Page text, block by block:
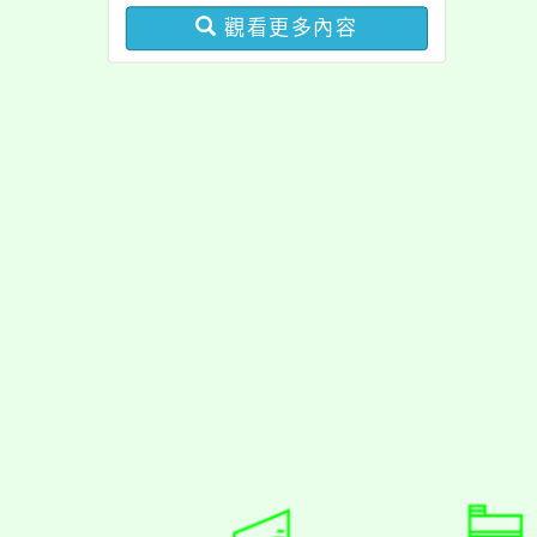
觀看更多內容
網站設計：